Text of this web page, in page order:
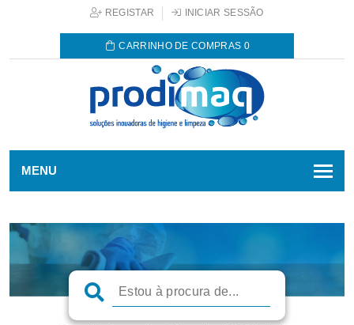
REGISTAR INICIAR SESSÃO
CARRINHO DE COMPRAS 0
MENU